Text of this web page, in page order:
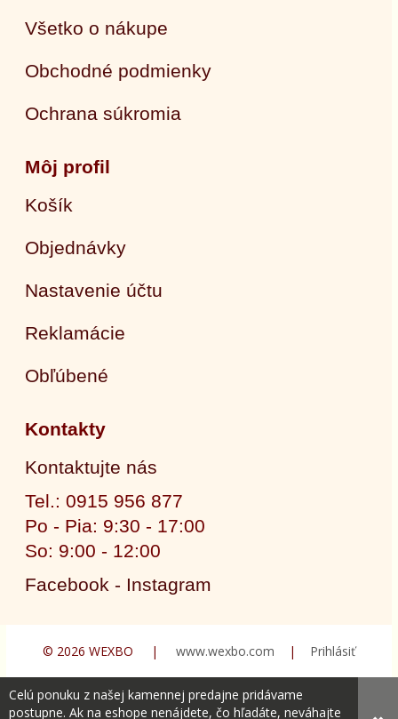
Všetko o nákupe
Obchodné podmienky
Ochrana súkromia
Môj profil
Košík
Objednávky
Nastavenie účtu
Reklamácie
Obľúbené
Kontakty
Kontaktujte nás
Tel.: 0915 956 877
Po - Pia: 9:30 - 17:00
So: 9:00 - 12:00
Facebook - Instagram
© 2026 WEXBO | www.wexbo.com | Prihlásiť
Celú ponuku z našej kamennej predajne pridávame
postupne. Ak na eshope nenájdete, čo hľadáte, neváhajte